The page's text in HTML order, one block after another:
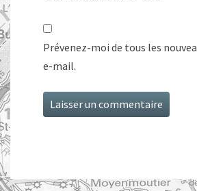
Prévenez-moi de tous les
e-mail.